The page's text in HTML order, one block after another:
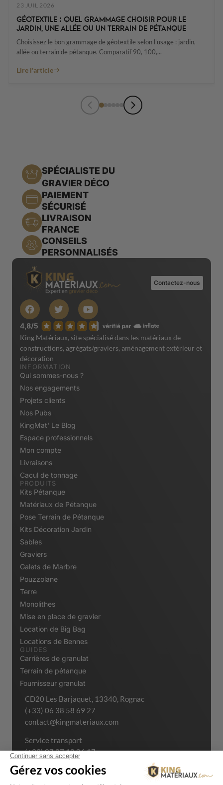
23 JUIL 2026
GÉOTEXTILE : QUEL GRAMMAGE CHOISIR POUR LE
JARDIN, UNE ALLÉE OU UN TERRAIN DE PÉTANQUE
Choisissez le bon grammage de géotextile selon l'usage : jardin,
allée ou terrain de pétanque. Comparatif 90, 100,...
Lire l'article
SPÉCIALISTE DU
GRAVIER DÉCO
PAIEMENT
SÉCURISÉ
LIVRAISON
FRANCE
CONSEILS
PERSONNALISÉS
Contactez-nous
King Matériaux, site spécialisé dans les matériaux de
constructions, agrégats/graviers, aménagement extérieur et
décoration
INFORMATION
Qui sommes-nous ?
Nos engagements
Projets clients
Nos Pubs
KingMat' Le Blog
Espace professionnels
Mon compte
Livraisons
Cacul de tonnage
PRODUITS
Kits Pétanque
Matériaux de Pétanque
Pose Terrain de Pétanque
Kits Décoration Jardin
Sables
Graviers
Galets de Marbre
Pouzzolane
Terre
Monolithes
Mise en place de gravier
Location de Big Bag
Locations de Bennes
GUIDES
Carrières de granulat
Terrain de pétanque
Fournisseur granulat
CD20 Les Barjaquet, 13340, Rognac
(+33) 06 38 58 69 27
contact@kingmateriaux.com
Service transport
(+33) 07 87 18 06 17
(+33) 04 42 02 53 99